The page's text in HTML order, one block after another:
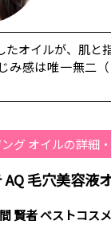
たオイルが、肌と
み感は唯一無二
グ オイルの詳細
AQ 毛穴美容液
賢者 ベストコス